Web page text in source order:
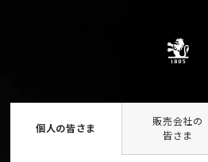
個人の皆さま
販売会社の
皆さま